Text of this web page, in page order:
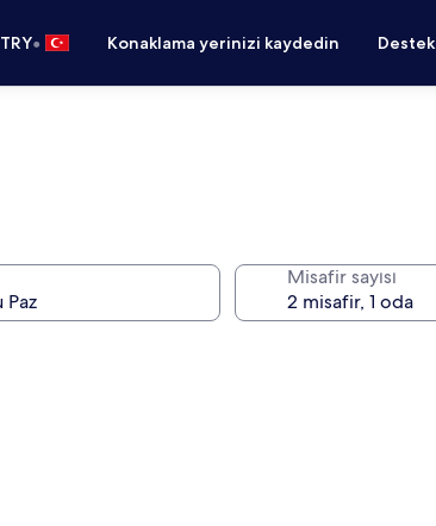
TRY• Konaklama yerinizi kaydedin Destek
Misafir sayısı